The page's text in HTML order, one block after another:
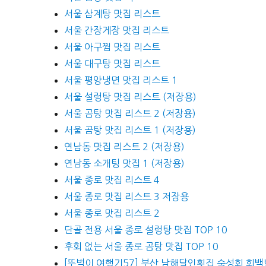
서울 삼계탕 맛집 리스트
서울 간장게장 맛집 리스트
서울 아구찜 맛집 리스트
서울 대구탕 맛집 리스트
서울 평양냉면 맛집 리스트 1
서울 설렁탕 맛집 리스트 (저장용)
서울 곰탕 맛집 리스트 2 (저장용)
서울 곰탕 맛집 리스트 1 (저장용)
연남동 맛집 리스트 2 (저장용)
연남동 소개팅 맛집 1 (저장용)
서울 종로 맛집 리스트 4
서울 종로 맛집 리스트 3 저장용
서울 종로 맛집 리스트 2
단골 전용 서울 종로 설렁탕 맛집 TOP 10
후회 없는 서울 종로 곰탕 맛집 TOP 10
[뚜벅이 여행기57] 부산 남해달인횟집 숙성회 회